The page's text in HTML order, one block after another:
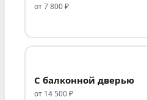
от 7 800 ₽
С балконной дверью
от 14 500 ₽